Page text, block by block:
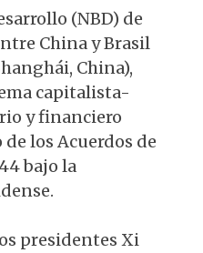
(NBD) de
China y Brasil
China),
capitalista-
y financiero
los Acuerdos de
bajo la
presidentes Xi